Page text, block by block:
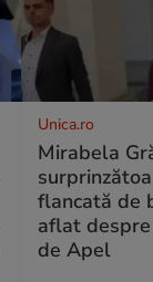
Unica.ro
Mirabela
flancată de
aflat
de Apel